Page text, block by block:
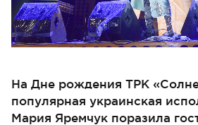
На Дне рождения ТРК
популярная украинская
Мария Яремчук поразила